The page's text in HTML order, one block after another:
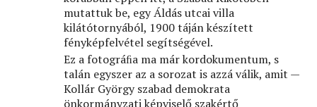
mutattuk be, egy Áldás utcai villa
kilátótornyából, 1900 táján készített
fényképfelvétel segítségével.
Ez a fotográﬁa ma már kordokumentum, s
talán egyszer az a sorozat is azzá válik, amit —
Kollár György szabad demokrata
önkormányzati képviselő szakértő